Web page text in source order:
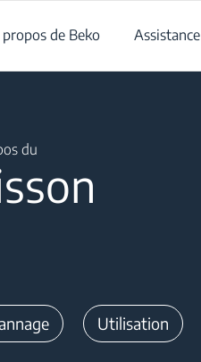
de Beko Assistance
du
Utilisation